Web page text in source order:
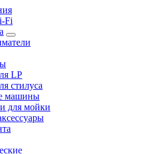
Fi
LP
стилуса
машины
для мойки